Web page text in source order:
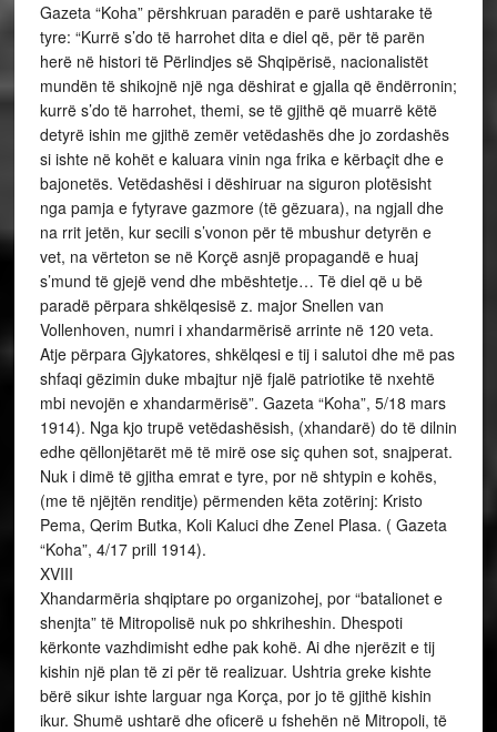
Gazeta “Koha” përshkruan paradën e parë ushtarake të
tyre: “Kurrë s’do të harrohet dita e diel që, për të parën
herë në histori të Përlindjes së Shqipërisë, nacionalistët
mundën të shikojnë një nga dëshirat e gjalla që ëndërronin;
kurrë s’do të harrohet, themi, se të gjithë që muarrë këtë
detyrë ishin me gjithë zemër vetëdashës dhe jo zordashës
si ishte në kohët e kaluara vinin nga frika e kërbaçit dhe e
bajonetës. Vetëdashësi i dëshiruar na siguron plotësisht
nga pamja e fytyrave gazmore (të gëzuara), na ngjall dhe
na rrit jetën, kur secili s’vonon për të mbushur detyrën e
vet, na vërteton se në Korçë asnjë propagandë e huaj
s’mund të gjejë vend dhe mbështetje… Të diel që u bë
paradë përpara shkëlqesisë z. major Snellen van
Vollenhoven, numri i xhandarmërisë arrinte në 120 veta.
Atje përpara Gjykatores, shkëlqesi e tij i salutoi dhe më pas
shfaqi gëzimin duke mbajtur një fjalë patriotike të nxehtë
mbi nevojën e xhandarmërisë”. Gazeta “Koha”, 5/18 mars
1914). Nga kjo trupë vetëdashësish, (xhandarë) do të dilnin
edhe qëllonjëtarët më të mirë ose siç quhen sot, snajperat.
Nuk i dimë të gjitha emrat e tyre, por në shtypin e kohës,
(me të njëjtën renditje) përmenden këta zotërinj: Kristo
Pema, Qerim Butka, Koli Kaluci dhe Zenel Plasa. ( Gazeta
“Koha”, 4/17 prill 1914).
XVIII
Xhandarmëria shqiptare po organizohej, por “batalionet e
shenjta” të Mitropolisë nuk po shkriheshin. Dhespoti
kërkonte vazhdimisht edhe pak kohë. Ai dhe njerëzit e tij
kishin një plan të zi për të realizuar. Ushtria greke kishte
bërë sikur ishte larguar nga Korça, por jo të gjithë kishin
ikur. Shumë ushtarë dhe oficerë u fshehën në Mitropoli, të